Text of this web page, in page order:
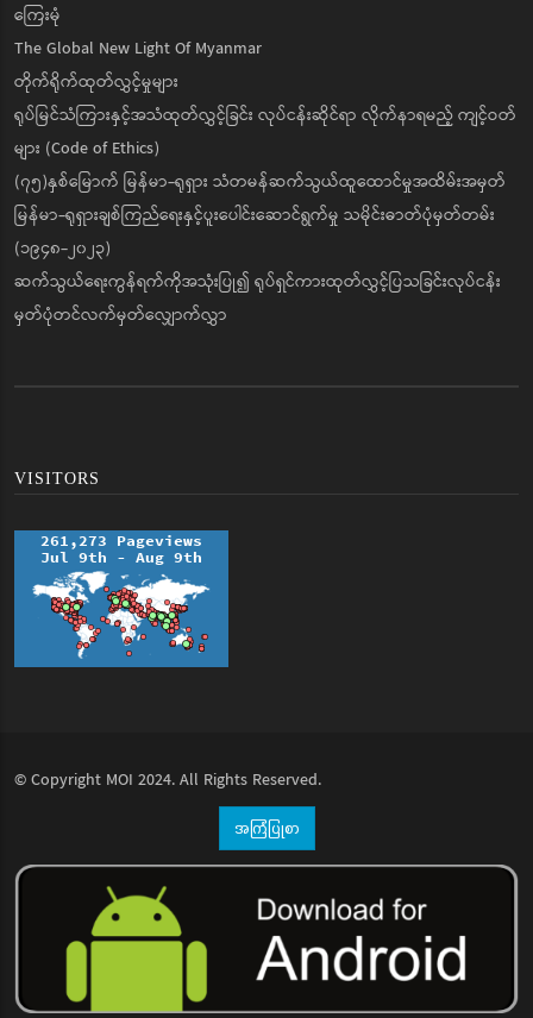
ကြေးမုံ
The Global New Light Of Myanmar
တိုက်ရိုက်ထုတ်လွှင့်မှုများ
ရုပ်မြင်သံကြားနှင့်အသံထုတ်လွှင့်ခြင်း လုပ်ငန်းဆိုင်ရာ လိုက်နာရမည့် ကျင့်ဝတ်
များ (Code of Ethics)
(၇၅)နှစ်မြောက် မြန်မာ-ရုရှား သံတမန်ဆက်သွယ်ထူထောင်မှုအထိမ်းအမှတ်
မြန်မာ-ရုရှားချစ်ကြည်ရေးနှင့်ပူးပေါင်းဆောင်ရွက်မှု သမိုင်းဓာတ်ပုံမှတ်တမ်း
(၁၉၄၈-၂၀၂၃)
ဆက်သွယ်ရေးကွန်ရက်ကိုအသုံးပြု၍ ရုပ်ရှင်ကားထုတ်လွှင့်ပြသခြင်းလုပ်ငန်း
မှတ်ပုံတင်လက်မှတ်လျှောက်လွှာ
VISITORS
© Copyright MOI 2024. All Rights Reserved.
အကြံပြုစာ